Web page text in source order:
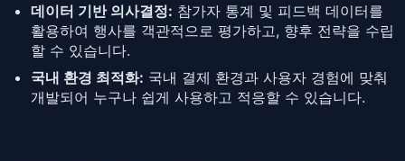
데이터 기반 의사결정: 참가자 통계 및 피드백 데이터를
활용하여 행사를 객관적으로 평가하고, 향후 전략을 수립
할 수 있습니다.
국내 환경 최적화: 국내 결제 환경과 사용자 경험에 맞춰
개발되어 누구나 쉽게 사용하고 적응할 수 있습니다.